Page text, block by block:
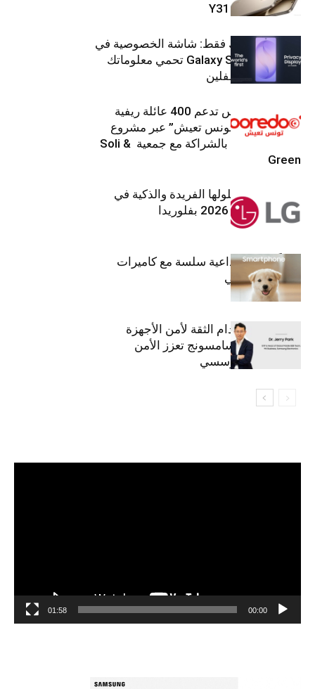
V70 وسلسلة Y31
شاشتك، لعينيك فقط: شاشة الخصوصية في
جهاز Galaxy S26 Ultra تحمي معلوماتك
من أعين المتطفلين
Ooredoo تونس تدعم 400 عائلة ريفية
ضمن برنامج “تونس تعيش” عبر مشروع
تنموي مستدام بالشراكة مع جمعية Soli &
Green
إل جي تقدم حلولها الفريدة والذكية في
معرض (KBIS) 2026 بفلوريدا
قريباً: تجربة إبداعية سلسة مع كاميرات
أجهزة جالاكسي
استراتيجية انعدام الثقة لأمن الأجهزة
المحمولة من سامسونج تعزز الأمن
السيبراني المؤسسي
00:00
01:58